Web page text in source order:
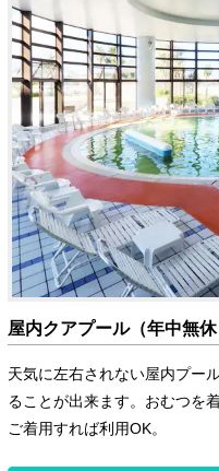
屋内クアプール（年中無休
天気に左右されない屋内プー
ることが出来ます。おむつを
ご着用すれば利用OK。